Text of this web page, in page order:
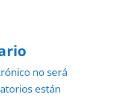
no será
están